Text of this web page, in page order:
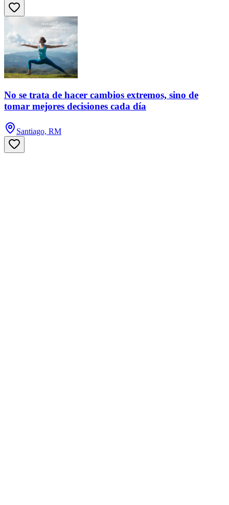
No se trata de hacer cambios extremos, sino de
tomar mejores decisiones cada día
Santiago, RM